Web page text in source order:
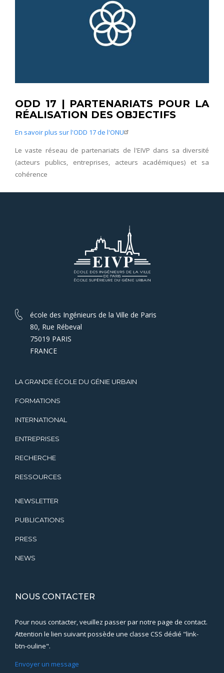
ODD 17 | PARTENARIATS POUR LA
RÉALISATION DES OBJECTIFS
En savoir plus sur l'ODD 17 de l'ONU
Le vaste réseau de partenariats de l'EIVP dans sa diversité
(acteurs publics, entreprises, acteurs académiques) et sa
cohérence
école des Ingénieurs de la Ville de Paris
80, Rue Rébeval
75019 PARIS
FRANCE
LA GRANDE ÉCOLE DU GÉNIE URBAIN
FORMATIONS
INTERNATIONAL
ENTREPRISES
RECHERCHE
RESSOURCES
NEWSLETTER
PUBLICATIONS
PRESS
NEWS
NOUS CONTACTER
Pour nous contacter, veuillez passer par notre page de contact.
Attention le lien suivant possède une classe CSS dédié "link-
btn-ouline".
Envoyer un message